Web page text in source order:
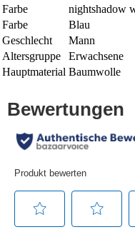
Farbe
nightshadow
Farbe
Blau
Geschlecht
Mann
Altersgruppe
Erwachsene
Hauptmaterial Baumwolle